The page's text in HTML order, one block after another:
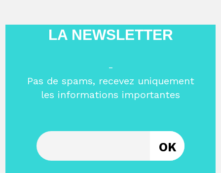
LA NEWSLETTER
-
Pas de spams, recevez uniquement
les informations importantes